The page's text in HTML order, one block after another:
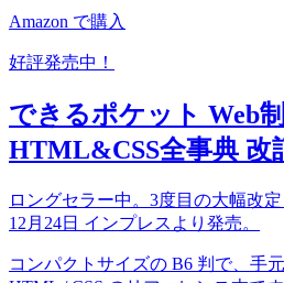
Amazon で購入
好評発売中！
できるポケット Web
HTML&CSS全事典 改
ロングセラー中。3度目の大幅改
12月24日 インプレスより発売。
コンパクトサイズの B6 判で、手